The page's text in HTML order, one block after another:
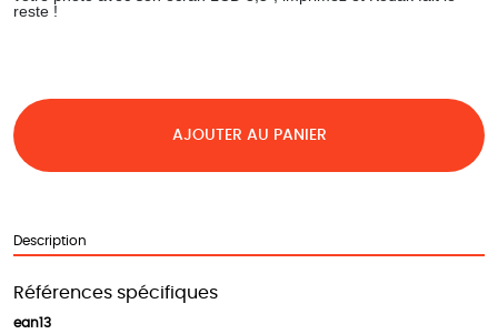
reste !
AJOUTER AU PANIER
Description
Références spécifiques
ean13